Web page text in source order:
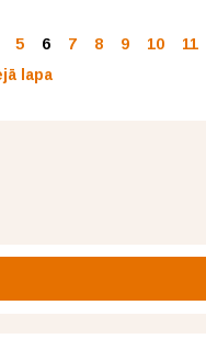
5 6 7 8 9 10
11
lapa